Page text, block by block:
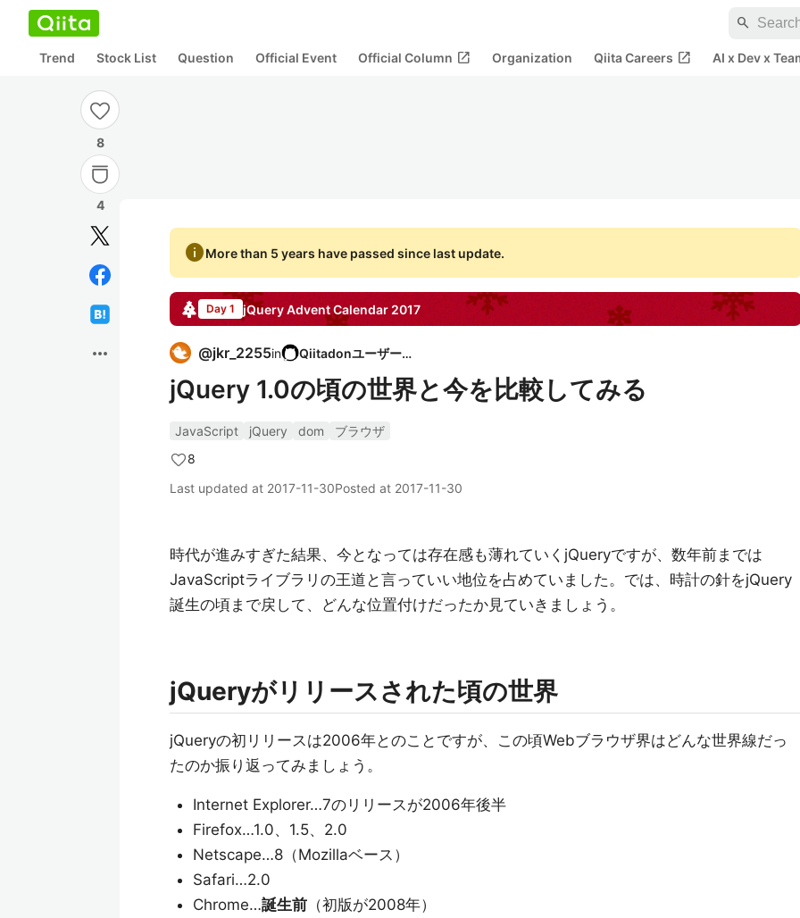
search
Trend Stock List Question Official Event Official Column open_in_new Organization Qiita Careers open_in_new AI x Dev x
8
4
more_horiz
infoMore than 5 years have passed since last update.
Day 1 jQueryAdvent Calendar 2017
@jkr_2255in Qiitadonユーザー会
jQuery 1.0の頃の世界と今を比較してみる
JavaScript jQuery dom
ブラウザ
8
Last updated at 2017-11-30Posted at 2017-11-30
時代が進みすぎた結果、今となっては存在感も薄れていくjQueryですが、数年前までは
JavaScriptライブラリの王道と言っていい地位を占めていました。では、時計の針をjQuery
誕生の頃まで戻して、どんな位置付けだったか見ていきましょう。
jQueryがリリースされた頃の世界
jQueryの初リリースは2006年とのことですが、この頃Webブラウザ界はどんな世界線だっ
たのか振り返ってみましょう。
Internet Explorer…7のリリースが2006年後半
Firefox…1.0、1.5、2.0
Netscape…8（Mozillaベース）
Safari…2.0
Chrome…誕生前（初版が2008年）